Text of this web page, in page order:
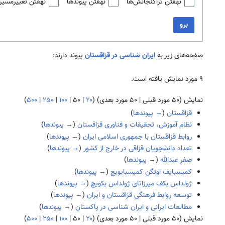
برو
صفحه‌های زیر بهایران شناسی در قزاقستان پیوند دارند:
۹ مورد نمایش یافته است.
نمایش (۵۰ مورد قبلی | ۵۰ مورد بعدی ) (۲۰ | ۵۰| ۱۰۰ | ۲۵۰ | ۵۰۰)
قزاقستان (→ پیوندها)
نظام آموزش، تحقیقات و فناوری قزاقستان (→ پیوندها)
روابط قزاقستان با جمهوری اسلامی ایران (→ پیوندها)
تعداد دانشجویان قزاقی در خارج از کشور (→ پیوندها)
صفر عبدالله (→ پیوندها)
کمیسبایف اوتگن کمیسبایویچ (→ پیوندها)
ژولداس بکف میرزاتای ژولداس بکویچ (→ پیوندها)
توسعه روابط فرهنگی قزاقستان و ایران (→ پیوندها)
مطالعات ایرانی و ایران شناسی در پاکستان (→ پیوندها)
نمایش (۵۰ مورد قبلی | ۵۰ مورد بعدی ) (۲۰ | ۵۰| ۱۰۰ | ۲۵۰ | ۵۰۰)